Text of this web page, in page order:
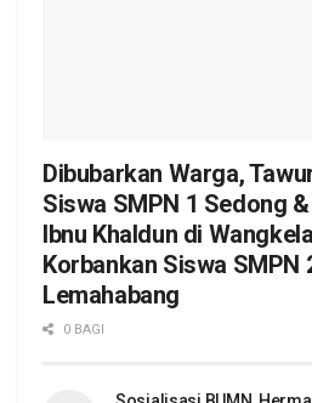
Dibubarkan Warga,
Siswa SMPN 1 Sedong
Ibnu Khaldun di
Korbankan Siswa SMPN
Lemahabang
0 BAGI